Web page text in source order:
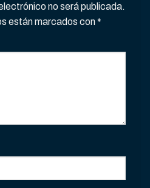
no será publicada.
están marcados con*